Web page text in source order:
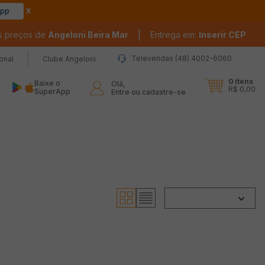
preços de Angeloni Beira Mar Entrega em: Inserir CEP
Clube Angeloni Televendas (48) 4002-6060
Baixe o
SuperApp
Olá,
Entre ou cadastre-se
0 itens
R$ 0,00